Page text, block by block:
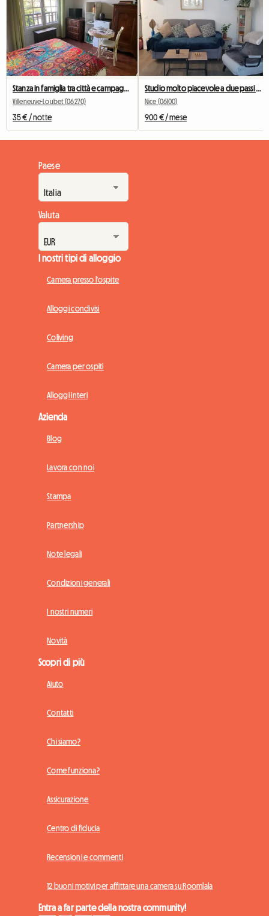
Villeneuve-Loubet (06270)
35 € / notte
Nice (06100)
900 € / mese
Paese
Valuta
I nostri tipi di alloggio
Camera presso l'ospite
Alloggi condivisi
Coliving
Camera per ospiti
Alloggi interi
Azienda
Blog
Lavora con noi
Stampa
Partnership
Note legali
Condizioni generali
I nostri numeri
Novità
Scopri di più
Aiuto
Contatti
Chi siamo?
Come funziona?
Assicurazione
Centro di fiducia
Recensioni e commenti
12 buoni motivi per affittare una camera su Roomlala
Entra a far parte della nostra community!